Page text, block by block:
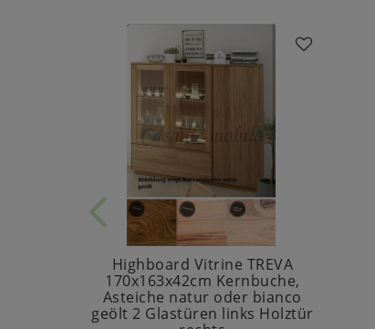
Highboard Vitrine TREVA
170x163x42cm Kernbuche,
Asteiche natur oder bianco
geölt 2 Glastüren links Holztür